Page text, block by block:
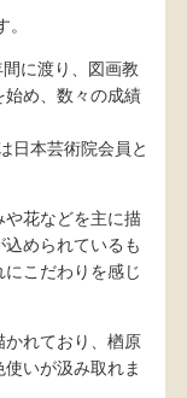
に渡り、図画教
始め、数々の成績
日本芸術院会員と
花などを主に描
められているも
こだわりを感じ
れており、楢原
いが汲み取れま